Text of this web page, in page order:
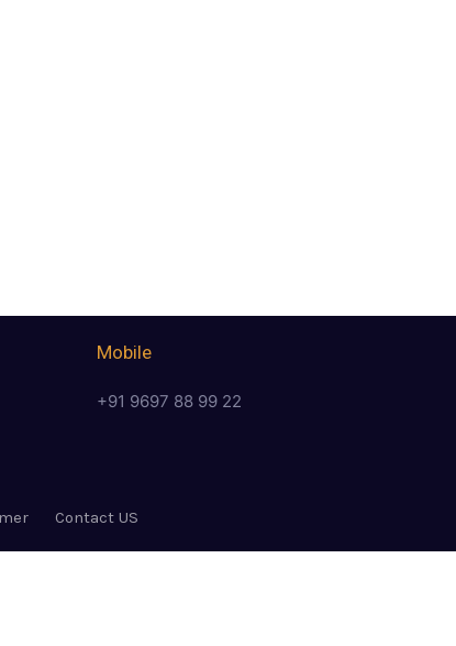
Mobile
+91 9697 88 99 22
Contact US